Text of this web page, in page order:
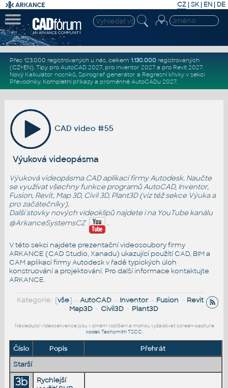
CZ | SK| EN | DE
Přes 123.000 registrovaných u nás, celkem 1.130.000registrovaných
(CZ+EN). Tipy pro AutoCAD 2027, pro Inventor 2027a pro Revit 2027.
Nový Kalkulátor nosníků, Spirograf generátor a Regresní křivkyv sekci
Převodníky. Kompletní příkazya proměnné AutoCADu 2027.
CAD video #55
Výuková videopásma
Výuková videopásma CAD aplikací firmy Autodesk. Naučte
se využívat všechny funkce programů AutoCAD, Inventor,
Fusion, Revit, Map 3D, Civil 3D, Plant3D (viz též sekce Výukaa
pro začátečníky).
Další stovky nových videoklipů najdete i na YouTube kanálu
@ArkanceSystemsCZ
.
V této sekci najdete prezentační videosoubory firmy
ARKANCE (CAD Studio, Xanadu) ukazující použítí CAD, BIM a
CAM aplikací firmy Autodesk v řadě typických úloh
konstruování a projektování. Pro další informace kontaktujte
ARKANCE.
Kategorie: [vše] •AutoCAD•Inventor•Fusion • Revit
• Map3D• Civil3D• Plant3D
Následující videosekvence jsou v plném rozlišení a mohou vyžadovat screen-capture
kodek Techsmith TSCC.
Číslo Popis
Přehrát
Starší
3b
Rychlejší